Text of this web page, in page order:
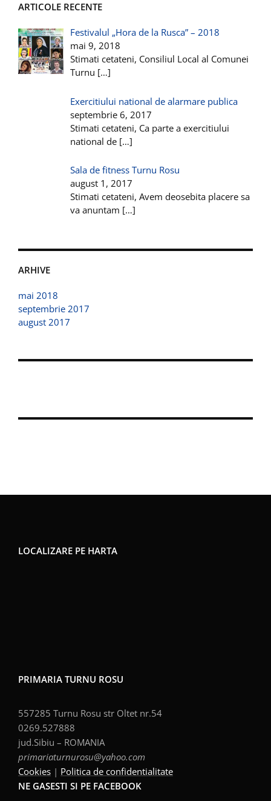
ARTICOLE RECENTE
Festivalul „Hora de la Rusca” – 2018
mai 9, 2018
Stimati cetateni, Consiliul Local al Comunei
Turnu […]
Exercitiului national de alarmare publica
septembrie 6, 2017
Stimati cetateni, Ca parte a exercitiului
national de […]
Sala de fitness Turnu Rosu
august 1, 2017
Stimati cetateni, Avem deosebita placere sa
va anuntam […]
ARHIVE
mai 2018
septembrie 2017
august 2017
LOCALIZARE PE HARTA
PRIMARIA TURNU ROSU
557285 Turnu Rosu str Oltet nr.54
0269.527888
jud.Sibiu – ROMANIA
primariaturnurosu@yahoo.com
Cookies | Politica de confidentialitate
NE GASESTI SI PE FACEBOOK